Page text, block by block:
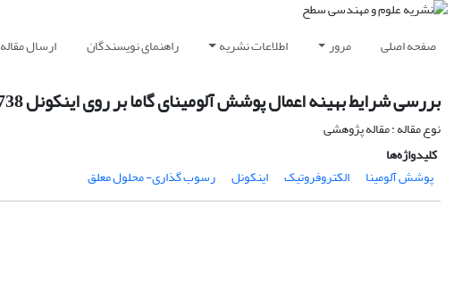
صفحه اصلی مرور اطلاعات نشریه راهنمای نویسندگان ارسال مقاله
بررسی شرایط بهینه اعمال پوشش آلومینای گاما بر روی اینکونل 738 به روش ریوب گذاری الکترو فروتیک
نوع مقاله : مقاله پژوهشی
کلیدواژه‌ها
پوشش آلومینا
الکتروفروتیک اینکونل رسوب گذاری- محلول معلق